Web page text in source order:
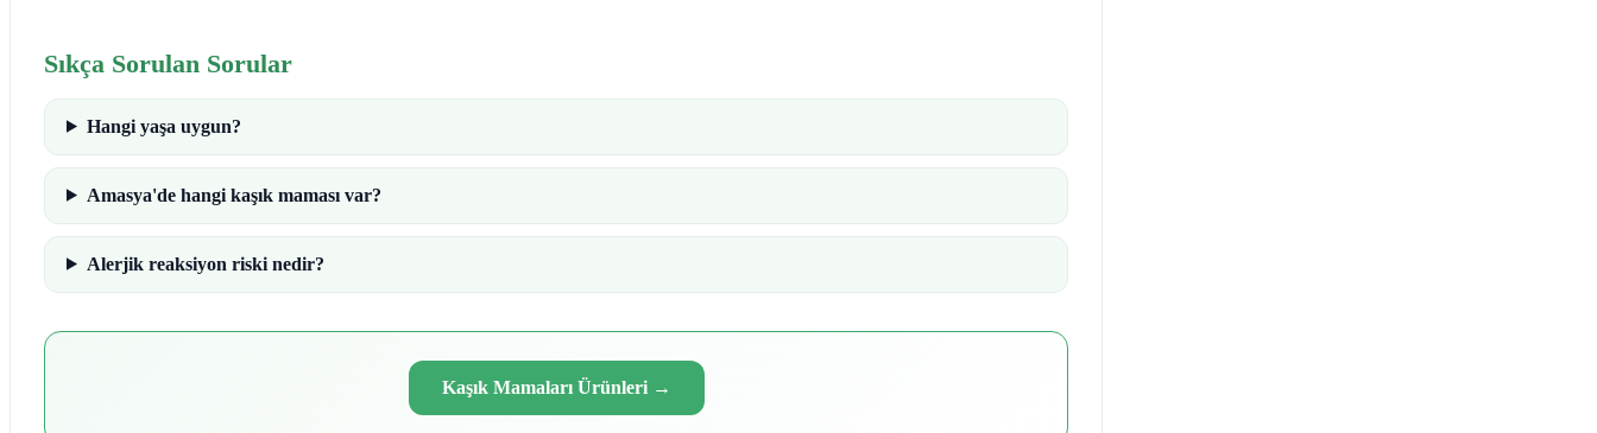
Sıkça Sorulan Sorular
Hangi yaşa uygun?
Amasya'de hangi kaşık maması var?
Alerjik reaksiyon riski nedir?
Kaşık Mamaları Ürünleri→